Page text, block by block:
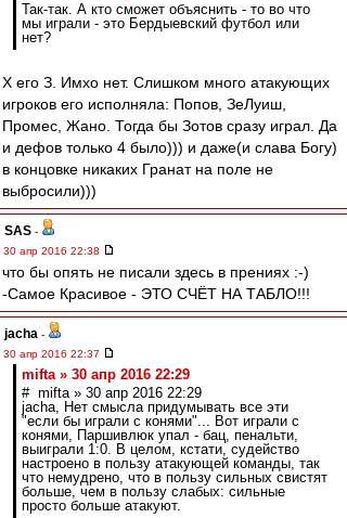
Так-так. А кто сможет объяснить - то во что
мы играли - это Бердыевский футбол или
нет?
Х его З. Имхо нет. Слишком много атакующих
игроков его исполняла: Попов, ЗеЛуиш,
Промес, Жано. Тогда бы Зотов сразу играл. Да
и дефов только 4 было))) и даже(и слава Богу)
в концовке никаких Гранат на поле не
выбросили)))
SAS -
30 апр 2016 22:38
что бы опять не писали здесь в прениях :-)
-Самое Красивое - ЭТО СЧЁТ НА ТАБЛО!!!
jacha -
30 апр 2016 22:37
mifta » 30 апр 2016 22:29
# mifta » 30 апр 2016 22:29
jacha, Нет смысла придумывать все эти
"если бы играли с конями"... Вот играли с
конями, Паршивлюк упал - бац, пенальти,
выиграли 1:0. В целом, кстати, судейство
настроено в пользу атакующей команды, так
что немудрено, что в пользу сильных свистят
больше, чем в пользу слабых: сильные
просто больше атакуют.